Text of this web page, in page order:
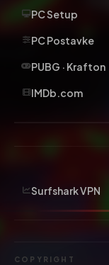
PC Setup
PC Postavke
PUBG · Krafton
IMDb.com
Surfshark VPN
COPYRIGHT